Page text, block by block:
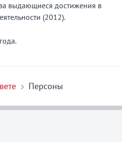
выдающиеся достижения в
(2012).
Персоны